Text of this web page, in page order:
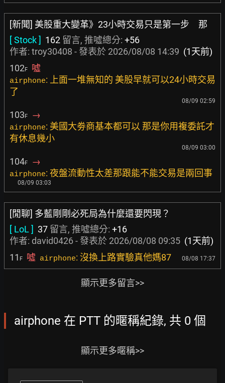
[新聞] 美股重大變革》23小時交易只是第一步 那
[ Stock ] 162 留言, 推噓總分: +56
作者: troy30408 - 發表於 2026/08/08 14:39 (1天前)
102F 噓
airphone: 上面一堆無知的 美股早就可以24小時交易
了
08/09 02:59
103F →
airphone: 美國大劵商基本都可以 那是你用複委託才
有休息幾小
08/09 03:00
104F →
airphone: 夜盤流動性太差那跟能不能交易是兩回事
08/09 03:03
[閒聊] 多藍剛剛必死局為什麼還要閃現？
[ LoL ] 37 留言, 推噓總分: +16
作者: david0426- 發表於 2026/08/08 09:35 (1天前)
11 F 噓 airphone: 沒換上路實驗真他媽87 08/08 17:37
顯示更多留言>>
airphone 在 PTT 的暱稱紀錄, 共 0 個
顯示更多暱稱>>